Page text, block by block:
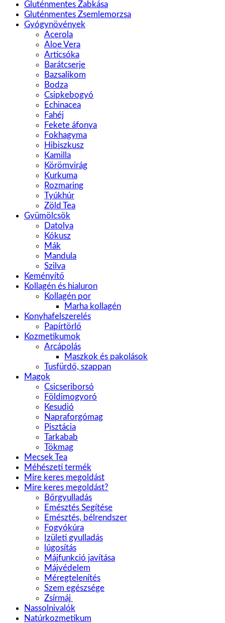
Gluténmentes Zabkása
Gluténmentes Zsemlemorzsa
Gyógynövények
Acerola
Aloe Vera
Articsóka
Barátcserje
Bazsalikom
Bodza
Csipkebogyó
Echinacea
Fahéj
Fekete áfonya
Fokhagyma
Hibiszkusz
Kamilla
Körömvirág
Kurkuma
Rozmaring
Tyúkhúr
Zöld Tea
Gyümölcsök
Datolya
Kókusz
Mák
Mandula
Szilva
Keményítő
Kollagén és hialuron
Kollagén por
Marha kollagén
Konyhafelszerelés
Papírtörlő
Kozmetikumok
Arcápolás
Maszkok és pakolások
Tusfürdő, szappan
Magok
Csicseriborsó
Földimogyoró
Kesudió
Napraforgómag
Pisztácia
Tarkabab
Tökmag
Mecsek Tea
Méhészeti termék
Mire keres megoldást
Mire keres megoldást?
Bőrgyulladás
Emésztés Segítése
Emésztés, bélrendszer
Fogyókúra
Izületi gyulladás
lúgosítás
Májfunkció javítása
Májvédelem
Méregtelenítés
Szem egészsége
Zsírmáj
Nassolnivalók
Natúrkozmetikum